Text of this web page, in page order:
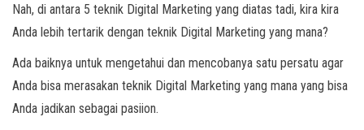
Nah, di antara 5 teknik Digital Marketing yang diatas tadi, kira kira
Anda lebih tertarik dengan teknik Digital Marketing yang mana?
Ada baiknya untuk mengetahui dan mencobanya satu persatu agar
Anda bisa merasakan teknik Digital Marketing yang mana yang bisa
Anda jadikan sebagai pasiion.